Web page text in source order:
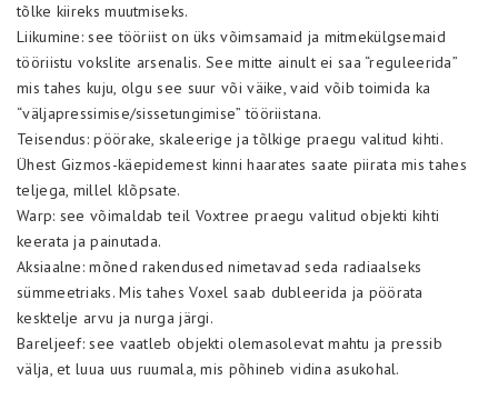
tõlke kiireks muutmiseks.
Liikumine: see tööriist on üks võimsamaid ja mitmekülgsemaid
tööriistu vokslite arsenalis. See mitte ainult ei saa “reguleerida”
mis tahes kuju, olgu see suur või väike, vaid võib toimida ka
“väljapressimise/sissetungimise” tööriistana.
Teisendus: pöörake, skaleerige ja tõlkige praegu valitud kihti.
Ühest Gizmos-käepidemest kinni haarates saate piirata mis tahes
teljega, millel klõpsate.
Warp: see võimaldab teil Voxtree praegu valitud objekti kihti
keerata ja painutada.
Aksiaalne: mõned rakendused nimetavad seda radiaalseks
sümmeetriaks. Mis tahes Voxel saab dubleerida ja pöörata
kesktelje arvu ja nurga järgi.
Bareljeef: see vaatleb objekti olemasolevat mahtu ja pressib
välja, et luua uus ruumala, mis põhineb vidina asukohal.